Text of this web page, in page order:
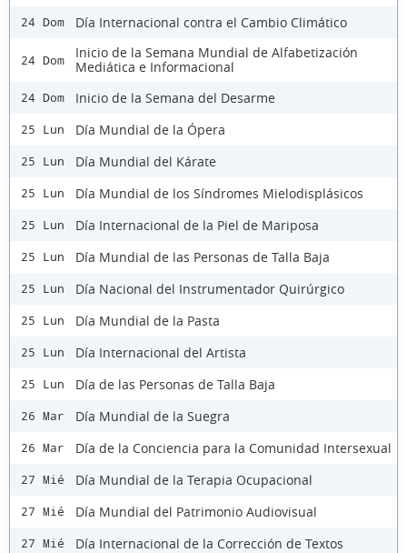
24 Dom Día Internacional contra el Cambio Climático
24 Dom
Inicio de la Semana Mundial de Alfabetización
Mediática e Informacional
24 Dom Inicio de la Semana del Desarme
25 Lun Día Mundial de la Ópera
25 Lun Día Mundial del Kárate
25 Lun Día Mundial de los Síndromes Mielodisplásicos
25 Lun Día Internacional de la Piel de Mariposa
25 Lun Día Mundial de las Personas de Talla Baja
25 Lun Día Nacional del Instrumentador Quirúrgico
25 Lun Día Mundial de la Pasta
25 Lun Día Internacional del Artista
25 Lun Día de las Personas de Talla Baja
26 Mar Día Mundial de la Suegra
26 Mar Día de la Conciencia para la Comunidad Intersexual
27 Mié Día Mundial de la Terapia Ocupacional
27 Mié Día Mundial del Patrimonio Audiovisual
27 Mié Día Internacional de la Corrección de Textos